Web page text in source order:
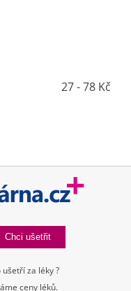
27 - 78 Kč
za léky ?
ceny léků.